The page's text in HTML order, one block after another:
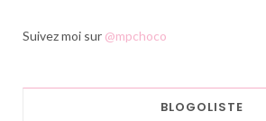
Suivez moi sur @mpchoco
BLOGOLISTE